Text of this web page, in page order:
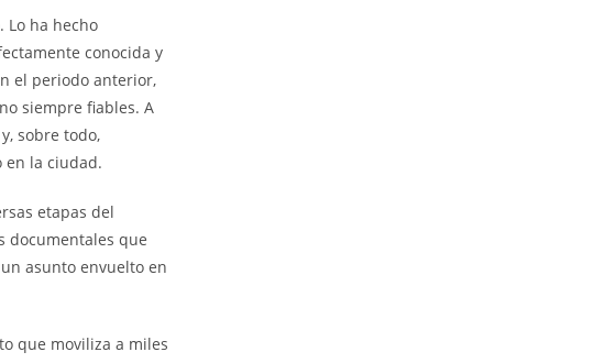
ha hecho
conocida y
el periodo anterior,
siempre fiables. A
sobre todo,
la ciudad.
etapas del
documentales que
asunto envuelto en
que moviliza a miles